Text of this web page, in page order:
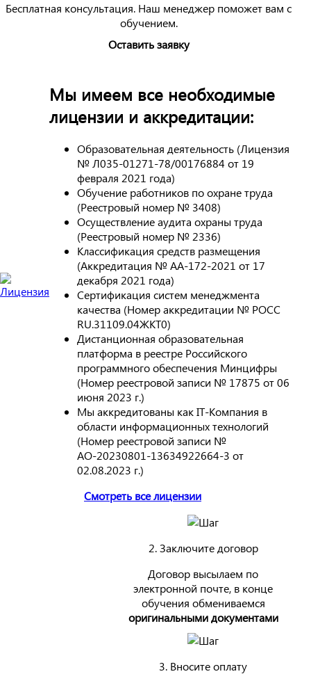
Бесплатная консультация. Наш менеджер поможет вам с
обучением.
Оставить заявку
Мы имеем все необходимые
лицензии и аккредитации:
Образовательная деятельность (Лицензия
№ Л035-01271-78/00176884 от 19
февраля 2021 года)
Обучение работников по охране труда
(Реестровый номер № 3408)
Осуществление аудита охраны труда
(Реестровый номер № 2336)
Классификация средств размещения
(Аккредитация № АА-172-2021 от 17
декабря 2021 года)
Сертификация систем менеджмента
качества (Номер аккредитации № РОСС
RU.31109.04ЖКТ0)
Дистанционная образовательная
платформа в реестре Российского
программного обеспечения Минцифры
(Номер реестровой записи № 17875 от 06
июня 2023 г.)
Мы аккредитованы как IT-Компания в
области информационных технологий
(Номер реестровой записи №
АО-20230801-13634922664-3 от
02.08.2023 г.)
Смотреть все лицензии
2. Заключите договор
Договор высылаем по
электронной почте, в конце
обучения обмениваемся
оригинальными документами
3. Вносите оплату